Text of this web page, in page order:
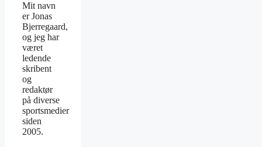
Mit navn
er Jonas
Bjerregaard,
og jeg har
været
ledende
skribent
og
redaktør
på diverse
sportsmedier
siden
2005.